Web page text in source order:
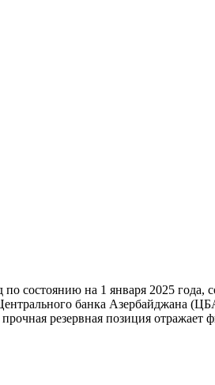
состоянию на 1 января 2025 года,
банка Азербайджана
резервная позиция отражает